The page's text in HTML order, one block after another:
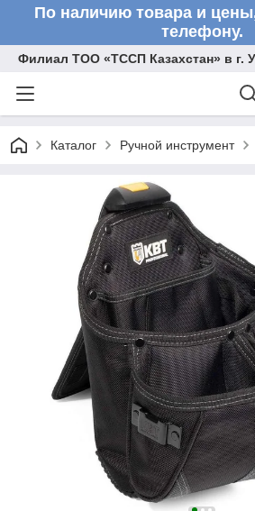
По наличию товара и
телефону.
Филиал ТОО «ТССП Казахстан» в г.
Каталог Ручной инструмент